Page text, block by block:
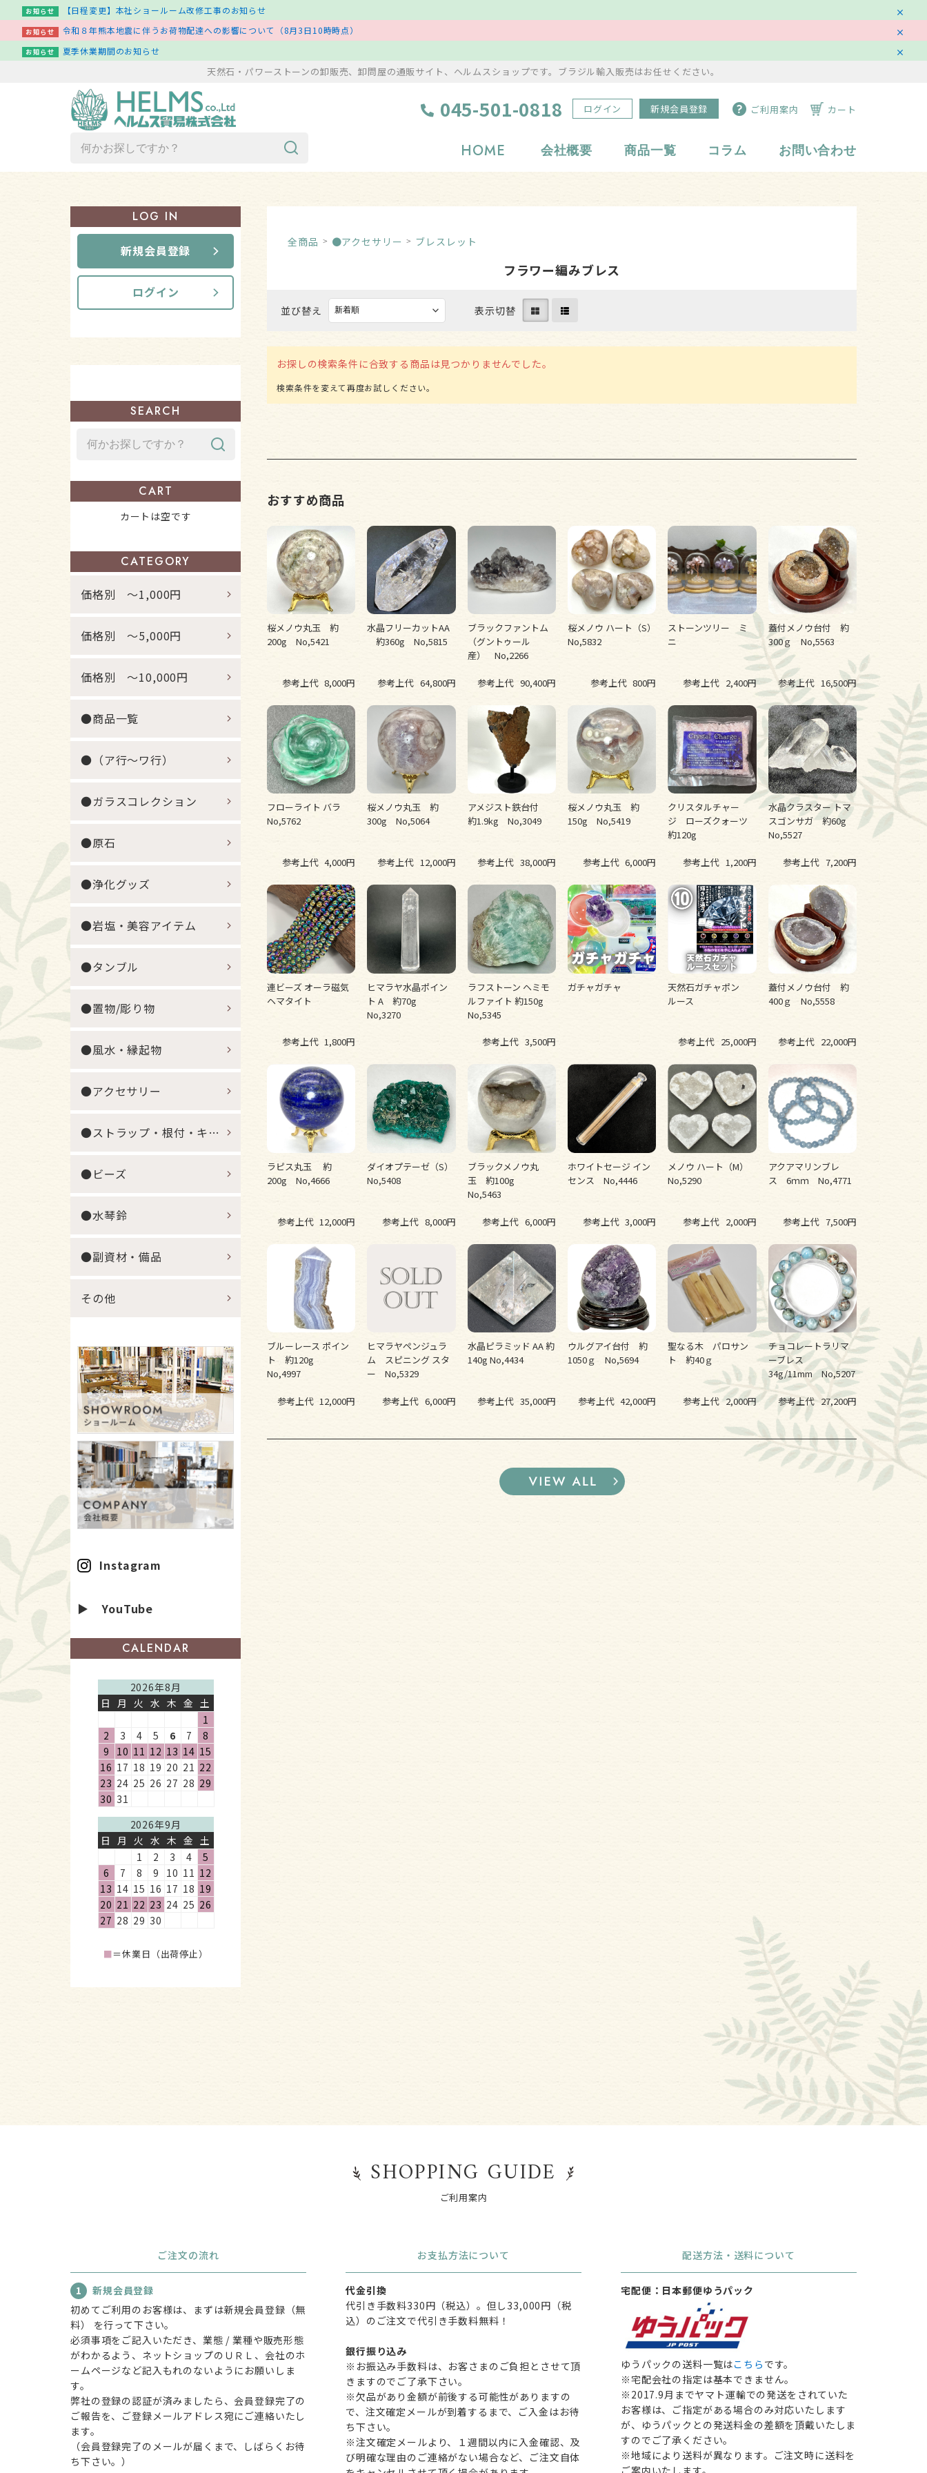
お知らせ 【日程変更】本社ショールーム改修工事のお知らせ
お知らせ 令和８年熊本地震に伴うお荷物配達への影響について（8月3日10時時点）
お知らせ 夏季休業期間のお知らせ
天然石・パワーストーンの卸販売、卸問屋の通販サイト、ヘルムスショップです。ブラジル輸入販売はお任せください。
045-501-0818 ログイン 新規会員登録 ご利用案内 カート
HOME 会社概要 商品一覧
新着商品一覧
その他
ビーズ パーツ
コラム お問い合わせ
全商品 ●アクセサリー ブレスレット
フラワー編みブレス
並び替え 表示切替
お探しの検索条件に合致する商品は見つかりませんでした。
おすすめ商品
桜メノウ丸玉 約
200g No,5421
参考上代 8,000円
水晶フリーカットAA
約360g No,5815
参考上代 64,800円
ブラックファントム
（グントゥール
産） No,2266
参考上代 90,400円
桜メノウ ハート（S）
No,5832
参考上代 800円
ストーンツリー ミ
ニ
参考上代 2,400円
蓋付メノウ台付 約
300ｇ No,5563
参考上代 16,500円
フローライト バラ
No,5762
参考上代 4,000円
桜メノウ丸玉 約
300g No,5064
参考上代 12,000円
アメジスト鉄台付
約1.9kg No,3049
参考上代 38,000円
桜メノウ丸玉 約
150g No,5419
参考上代 6,000円
クリスタルチャー
ジ ローズクォーツ
約120g
参考上代 1,200円
水晶クラスター トマ
スゴンサガ 約60g
No,5527
参考上代 7,200円
連ビーズ オーラ磁気
ヘマタイト
参考上代 1,800円
ヒマラヤ水晶ポイン
ト A 約70g
No,3270
ラフストーン ヘミモ
ルファイト 約150g
No,5345
参考上代 3,500円
ガチャガチャ
天然石ガチャポン
ルース
参考上代 25,000円
蓋付メノウ台付 約
400ｇ No,5558
参考上代 22,000円
ラピス丸玉 約
200g No,4666
参考上代 12,000円
ダイオプテーゼ（S）
No,5408
参考上代 8,000円
ブラックメノウ丸
玉 約100g
No,5463
参考上代 6,000円
ホワイトセージ イン
センス No,4446
参考上代 3,000円
メノウ ハート（M）
No,5290
参考上代 2,000円
アクアマリンブレ
ス 6ｍｍ No,4771
参考上代 7,500円
ブルーレース ポイン
ト 約120g
No,4997
参考上代 12,000円
ヒマラヤペンジュラ
ム スピニング スタ
ー No,5329
参考上代 6,000円
水晶ピラミッド AA 約
140g No,4434
参考上代 35,000円
ウルグアイ台付 約
1050ｇ No,5694
参考上代 42,000円
聖なる木 パロサン
ト 約40ｇ
参考上代 2,000円
チョコレートラリマ
ーブレス
34g/11mm No,5207
参考上代 27,200円
LOG IN
ログイン
新規会員登録
SEARCH
CART
カートは空です
CATEGORY
価格別 ～1,000円
価格別 ～5,000円
価格別 ～10,000円
●商品一覧
●（ア行～ワ行）
●ガラスコレクション
●原石
●浄化グッズ
●岩塩・美容アイテム
●タンブル
●置物/彫り物
●風水・縁起物
●アクセサリー
●ストラップ・根付・キーホルダー
●ビーズ
●水琴鈴
●副資材・備品
その他
Instagram
▶ YouTube
CALENDAR
2026年8月
日
月 火 水 木 金 土
1
2
3 4 5 6 7
8
9
10 11 12 13 14 15
16 17 18 19 20 21 22
23 24 25 26 27 28 29
30 31
2026年9月
日
月 火 水 木 金 土
1
2 3 4
5
6
7 8 9 10 11 12
13 14 15 16 17 18 19
20 21 22 23 24 25 26
27 28 29 30
■＝休業日（出荷停止）
SHOPPING GUIDE
ご利用案内
ご注文の流れ
1
新規会員登録
初めてご利用のお客様は、まずは新規会員登録（無
料） を行って下さい。
必須事項をご記入いただき、業態 / 業種や販売形態
がわかるよう、ネットショップのＵＲＬ、会社のホ
ームページなど記入もれのないようにお願いしま
す。
弊社の登録の認証が済みましたら、会員登録完了の
ご報告を、ご登録メールアドレス宛にご連絡いたし
ます。
（会員登録完了のメールが届くまで、しばらくお待
ち下さい。）
お支払方法について
代金引換
代引き手数料330円（税込）。但し33,000円（税
込）のご注文で代引き手数料無料！
銀行振り込み
※お振込み手数料は、お客さまのご負担とさせて頂
きますのでご了承下さい。
※欠品があり金額が前後する可能性がありますの
で、注文確定メールが到着するまで、ご入金はお待
ち下さい。
※注文確定メールより、１週間以内に入金確認、及
び明確な理由のご連絡がない場合など、ご注文自体
配送方法・送料について
宅配便：日本郵便ゆうパック
ゆうパックの送料一覧はこちら です。
※宅配会社の指定は基本できません。
※2017.9月までヤマト運輸での発送をされていた
お客様は、ご指定がある場合のみ対応いたします
が、ゆうパックとの発送料金の差額を頂戴いたしま
すのでご了承ください。
※地域により送料が異なります。ご注文時に送料を
ご案内いたします。